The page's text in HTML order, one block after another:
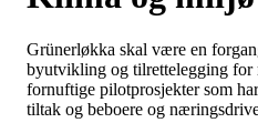
Grünerløkka skal være en
byutvikling og tilrettelegging
fornuftige pilotprosjekter som
tiltak og beboere og